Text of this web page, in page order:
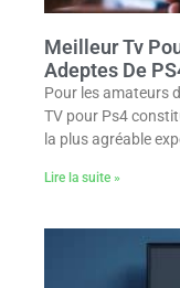
Meilleur Tv
Adeptes De
Pour les amateurs
TV pour Ps4
la plus agréable
Lire la suite »